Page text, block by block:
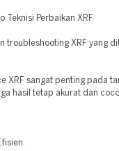
Teknisi Perbaikan XRF
troubleshooting XRF yang
XRF sangat penting pada
hasil tetap akurat dan